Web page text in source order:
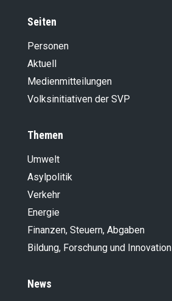
Seiten
Personen
Aktuell
Medienmitteilungen
Volksinitiativen der SVP
Themen
Umwelt
Asylpolitik
Verkehr
Energie
Finanzen, Steuern, Abgaben
Bildung, Forschung und Innovation
News